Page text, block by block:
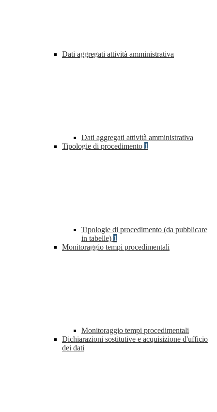
Dati aggregati attività amministrativa
Dati aggregati attività amministrativa
Tipologie di procedimento 1
Tipologie di procedimento (da pubblicare
in tabelle) 1
Monitoraggio tempi procedimentali
Monitoraggio tempi procedimentali
Dichiarazioni sostitutive e acquisizione d'ufficio
dei dati